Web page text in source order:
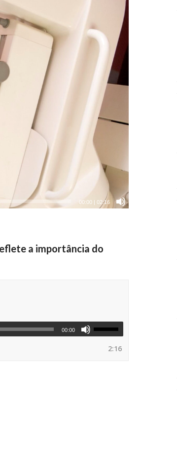
00:00| 02:16
a importância do
00:00
2:16